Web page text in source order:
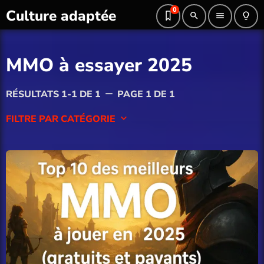
Culture adaptée 0
search menu lightbulb_outline
MMO à essayer 2025
RÉSULTATS 1-1 DE 1 remove PAGE 1 DE 1
FILTRE PAR CATÉGORIE keyboard_arrow_down
Culture Geek
Divertissement
Guide gaming